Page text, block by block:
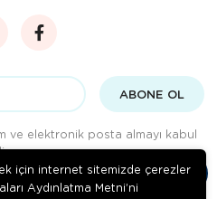
ABONE OL
ve elektronik posta almayı kabul
için internet sitemizde çerezler
Aydınlatma Metni’ni